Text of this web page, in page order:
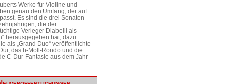
Werke für Violine und
genau den Umfang, der auf
Es sind die drei Sonaten
die der
Verleger Diabelli als
herausgegeben hat, dazu
als „Grand Duo“ veröffentlichte
das h-Moll-Rondo und die
C-Dur-Fantasie aus dem Jahr